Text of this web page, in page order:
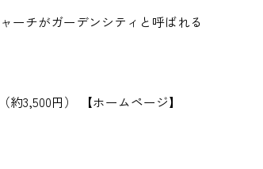
ーチがガーデンシティと呼ばれる
約3,500円） 【ホームページ】